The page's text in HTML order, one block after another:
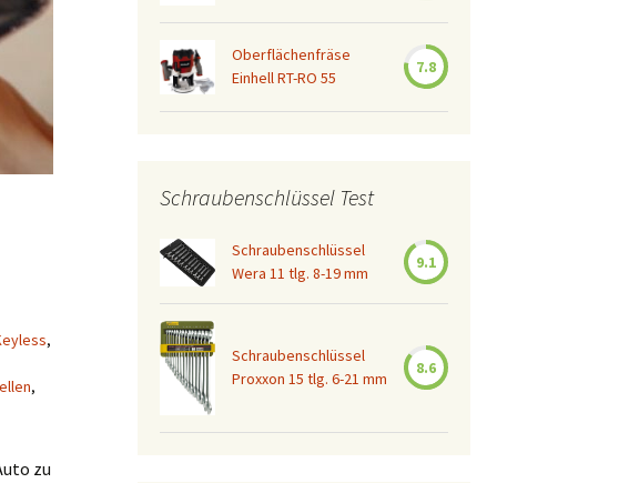
,
,
zu
Oberflächenfräse
Einhell RT-RO 55
7.8
Schraubenschlüssel Test
Schraubenschlüssel
Wera 11 tlg. 8-19 mm
9.1
Schraubenschlüssel
Proxxon 15 tlg. 6-21 mm
8.6